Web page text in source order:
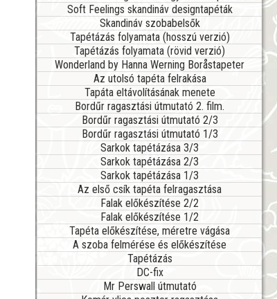
Soft Feelings skandináv designtapéták
Skandináv szobabelsők
Tapétázás folyamata (hosszú verzió)
Tapétázás folyamata (rövid verzió)
Wonderland by Hanna Werning Boråstapeter
Az utolsó tapéta felrakása
Tapáta eltávolításának menete
Bordűr ragasztási útmutató 2. film.
Bordűr ragasztási útmutató 2/3
Bordűr ragasztási útmutató 1/3
Sarkok tapétázása 3/3
Sarkok tapétázása 2/3
Sarkok tapétázása 1/3
Az első csík tapéta felragasztása
Falak előkészítése 2/2
Falak előkészítése 1/2
Tapéta előkészítése, méretre vágása
A szoba felmérése és előkészítése
Tapétázás
DC-fix
Mr Perswall útmutató